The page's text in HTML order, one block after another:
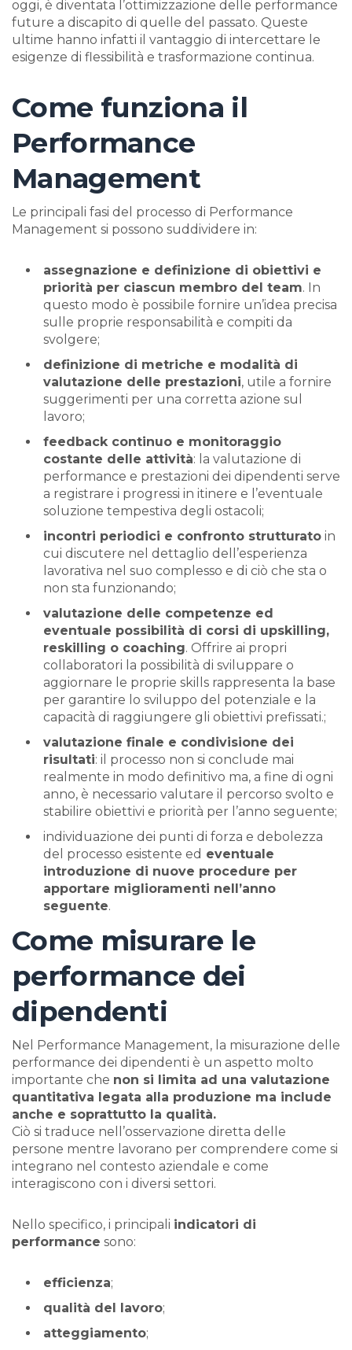
oggi, è diventata l’ottimizzazione delle performance
future a discapito di quelle del passato. Queste
ultime hanno infatti il vantaggio di intercettare le
esigenze di flessibilità e trasformazione continua.
Come funziona il
Performance
Management
Le principali fasi del processo di Performance
Management si possono suddividere in:
assegnazione e definizione di obiettivi e
priorità per ciascun membro del team. In
questo modo è possibile fornire un’idea precisa
sulle proprie responsabilità e compiti da
svolgere;
definizione di metriche e modalità di
valutazione delle prestazioni, utile a fornire
suggerimenti per una corretta azione sul
lavoro;
feedback continuo e monitoraggio
costante delle attività: la valutazione di
performance e prestazioni dei dipendenti serve
a registrare i progressi in itinere e l’eventuale
soluzione tempestiva degli ostacoli;
incontri periodici e confronto strutturato in
cui discutere nel dettaglio dell’esperienza
lavorativa nel suo complesso e di ciò che sta o
non sta funzionando;
valutazione delle competenze ed
eventuale possibilità di corsi di upskilling,
reskilling o coaching. Offrire ai propri
collaboratori la possibilità di sviluppare o
aggiornare le proprie skills rappresenta la base
per garantire lo sviluppo del potenziale e la
capacità di raggiungere gli obiettivi prefissati.;
valutazione finale e condivisione dei
risultati: il processo non si conclude mai
realmente in modo definitivo ma, a fine di ogni
anno, è necessario valutare il percorso svolto e
stabilire obiettivi e priorità per l’anno seguente;
individuazione dei punti di forza e debolezza
del processo esistente ed eventuale
introduzione di nuove procedure per
apportare miglioramenti nell’anno
seguente.
Come misurare le
performance dei
dipendenti
Nel Performance Management, la misurazione delle
performance dei dipendenti è un aspetto molto
importante che non si limita ad una valutazione
quantitativa legata alla produzione ma include
anche e soprattutto la qualità.
Ciò si traduce nell’osservazione diretta delle
persone mentre lavorano per comprendere come si
integrano nel contesto aziendale e come
interagiscono con i diversi settori.
Nello specifico, i principali indicatori di
performance sono:
efficienza;
qualità del lavoro;
atteggiamento;